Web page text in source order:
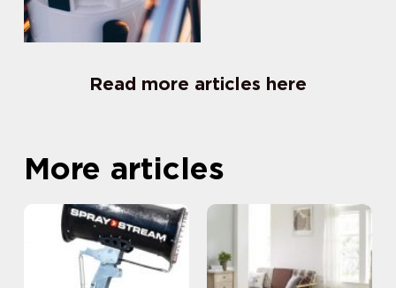
Read more articles here
More articles